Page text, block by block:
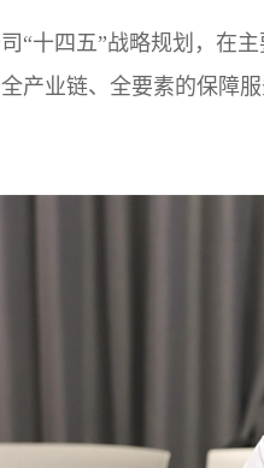
“十四五”战略规划，在
产业链、全要素的保障